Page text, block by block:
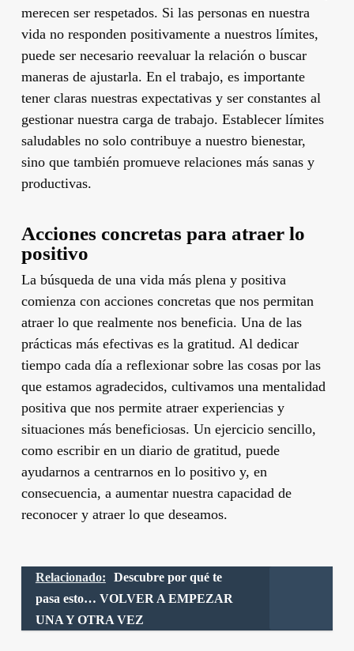
merecen ser respetados. Si las personas en nuestra
vida no responden positivamente a nuestros límites,
puede ser necesario reevaluar la relación o buscar
maneras de ajustarla. En el trabajo, es importante
tener claras nuestras expectativas y ser constantes al
gestionar nuestra carga de trabajo. Establecer límites
saludables no solo contribuye a nuestro bienestar,
sino que también promueve relaciones más sanas y
productivas.
Acciones concretas para atraer lo
positivo
La búsqueda de una vida más plena y positiva
comienza con acciones concretas que nos permitan
atraer lo que realmente nos beneficia. Una de las
prácticas más efectivas es la gratitud. Al dedicar
tiempo cada día a reflexionar sobre las cosas por las
que estamos agradecidos, cultivamos una mentalidad
positiva que nos permite atraer experiencias y
situaciones más beneficiosas. Un ejercicio sencillo,
como escribir en un diario de gratitud, puede
ayudarnos a centrarnos en lo positivo y, en
consecuencia, a aumentar nuestra capacidad de
reconocer y atraer lo que deseamos.
Relacionado:
Descubre por qué te
pasa esto… VOLVER A EMPEZAR
UNA Y OTRA VEZ